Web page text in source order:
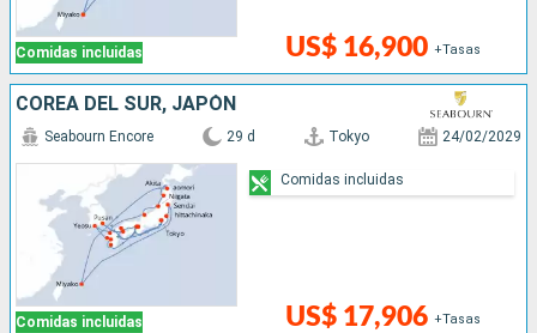
Comidas incluidas US$ 16,900 +Tasas
COREA DEL SUR, JAPÓN
Comidas incluidas
Seabourn Encore 29 d Tokyo 24/02/2029
US$ 17,906 +Tasas
Comidas incluidas